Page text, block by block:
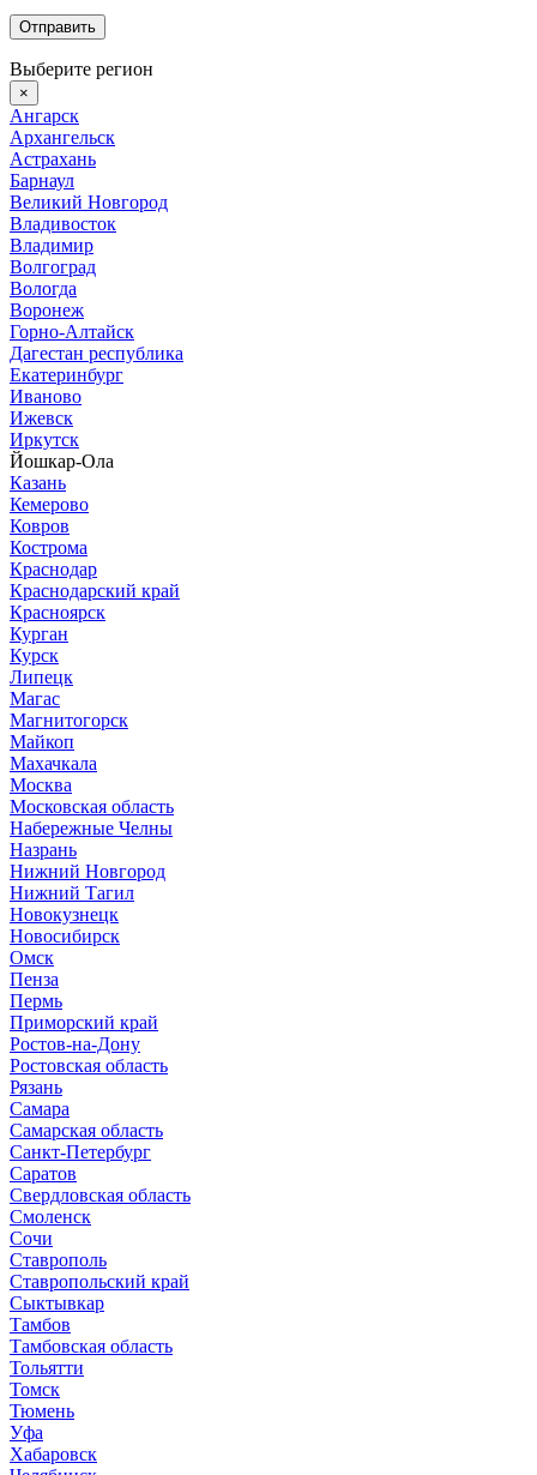
Выберите регион
×
Ангарск
Архангельск
Астрахань
Барнаул
Великий Новгород
Владивосток
Владимир
Волгоград
Вологда
Воронеж
Горно-Алтайск
Дагестан республика
Екатеринбург
Иваново
Ижевск
Иркутск
Йошкар-Ола
Казань
Кемерово
Ковров
Кострома
Краснодар
Краснодарский край
Красноярск
Курган
Курск
Липецк
Магас
Магнитогорск
Майкоп
Махачкала
Москва
Московская область
Набережные Челны
Назрань
Нижний Новгород
Нижний Тагил
Новокузнецк
Новосибирск
Омск
Пенза
Пермь
Приморский край
Ростов-на-Дону
Ростовская область
Рязань
Самара
Самарская область
Санкт-Петербург
Саратов
Свердловская область
Смоленск
Сочи
Ставрополь
Ставропольский край
Сыктывкар
Тамбов
Тамбовская область
Тольятти
Томск
Тюмень
Уфа
Хабаровск